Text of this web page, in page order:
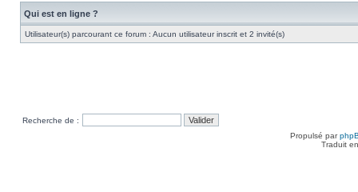
Qui est en ligne ?
Utilisateur(s) parcourant ce forum : Aucun utilisateur inscrit et 2 invité(s)
Recherche de :
Propulsé par
Traduit